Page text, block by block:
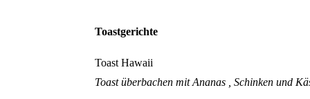
Toastgerichte
Toast Hawaii
Toast überbachen mit Ananas , Schinken und